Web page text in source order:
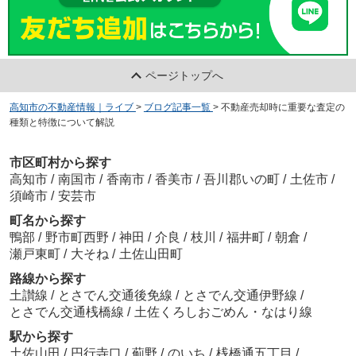
ページトップへ
高知市の不動産情報｜ライブ > ブログ記事一覧 > 不動産売却時に重要な査定の
種類と特徴について解説
市区町村から探す
高知市 / 南国市 / 香南市 / 香美市 / 吾川郡いの町 / 土佐市 /
須崎市 / 安芸市
町名から探す
鴨部 / 野市町西野 / 神田 / 介良 / 枝川 / 福井町 / 朝倉 /
瀬戸東町 / 大そね / 土佐山田町
路線から探す
土讃線 / とさでん交通後免線 / とさでん交通伊野線 /
とさでん交通桟橋線 / 土佐くろしおごめん・なはり線
駅から探す
土佐山田 / 円行寺口 / 薊野 / のいち / 桟橋通五丁目 /